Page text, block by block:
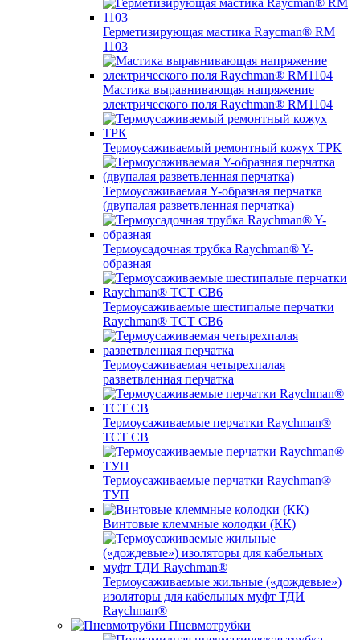
Герметизирующая мастика Raycman® RM
1103
Мастика выравнивающая напряжение
электрического поля Raychman® RM1104
Термоусаживаемый ремонтный кожух ТРК
Термоусаживаемая Y-образная перчатка
(двупалая разветвленная перчатка)
Термоусадочная трубка Raychman® Y-
образная
Термоусаживаемые шестипалые перчатки
Raychman® ТСТ СВ6
Термоусаживаемая четырехпалая
разветвленная перчатка
Термоусаживаемые перчатки Raychman®
TCT CB
Термоусаживаемые перчатки Raychman®
ТУП
Винтовые клеммные колодки (КК)
Термоусаживаемые жильные («дождевые»)
изоляторы для кабельных муфт ТДИ
Raychman®
Пневмотрубки